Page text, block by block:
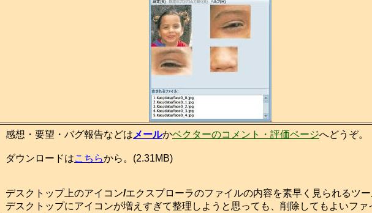
感想・要望・バグ報告などは メールかベクターのコメント・評価ページへどうぞ。
ダウンロードはこちらから。(2.31MB)
デスクトップ上のアイコン/エクスプローラのファイルの内容を素早く見られるツ
デスクトップにアイコンが増えすぎて整理しようと思っても、削除してもよいファ